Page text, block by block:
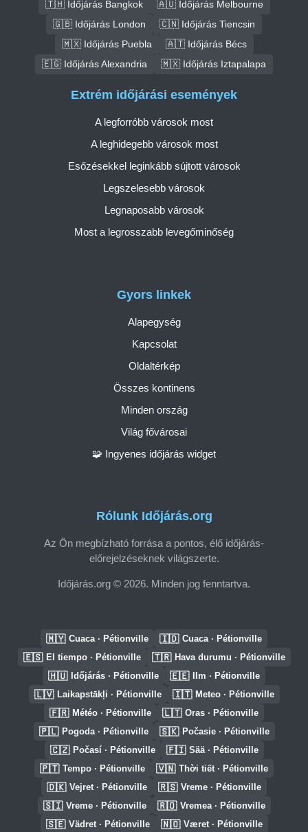
🇹🇭 Időjárás Bangkok
🇦🇺 Időjárás Melbourne
🇬🇧 Időjárás London
🇨🇳 Időjárás Tiencsin
🇲🇽 Időjárás Puebla
🇦🇹 Időjárás Bécs
🇪🇬 Időjárás Alexandria
🇲🇽 Időjárás Iztapalapa
Rólunk Időjárás.org
Az Ön megbízható forrása a pontos, élő időjárás-
előrejelzéseknek világszerte.
Időjárás.org © 2026. Minden jog fenntartva.
Gyors linkek
Alapegység
Kapcsolat
Oldaltérkép
Összes kontinens
Minden ország
Világ fővárosai
🧩 Ingyenes időjárás widget
Extrém időjárási események
A legforróbb városok most
A leghidegebb városok most
Esőzésekkel leginkább sújtott városok
Legszelesebb városok
Legnaposabb városok
Most a legrosszabb levegőminőség
🇲🇾 Cuaca · Pétionville 🇮🇩 Cuaca · Pétionville
🇪🇸 El tiempo · Pétionville 🇹🇷 Hava durumu · Pétionville
🇭🇺 Időjárás · Pétionville 🇪🇪 Ilm · Pétionville
🇱🇻 Laikapstākļi · Pétionville 🇮🇹 Meteo · Pétionville
🇫🇷 Météo · Pétionville 🇱🇹 Oras · Pétionville
🇵🇱 Pogoda · Pétionville 🇸🇰 Počasie · Pétionville
🇨🇿 Počasí · Pétionville 🇫🇮 Sää · Pétionville
🇵🇹 Tempo · Pétionville 🇻🇳 Thời tiết · Pétionville
🇩🇰 Vejret · Pétionville 🇷🇸 Vreme · Pétionville
🇸🇮 Vreme · Pétionville 🇷🇴 Vremea · Pétionville
🇸🇪 Vädret · Pétionville 🇳🇴 Været · Pétionville